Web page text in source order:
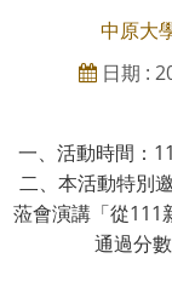
中原大
日期 :
一、活動時間：
二、本活動特別
蒞會演講「從111
通過分